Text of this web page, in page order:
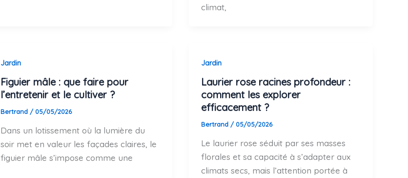
climat,
Jardin
Figuier mâle : que faire pour
l’entretenir et le cultiver ?
Bertrand / 05/05/2026
Dans un lotissement où la lumière du
soir met en valeur les façades claires, le
figuier mâle s’impose comme une
Jardin
Laurier rose racines profondeur :
comment les explorer
efficacement ?
Bertrand / 05/05/2026
Le laurier rose séduit par ses masses
florales et sa capacité à s’adapter aux
climats secs, mais l’attention portée à